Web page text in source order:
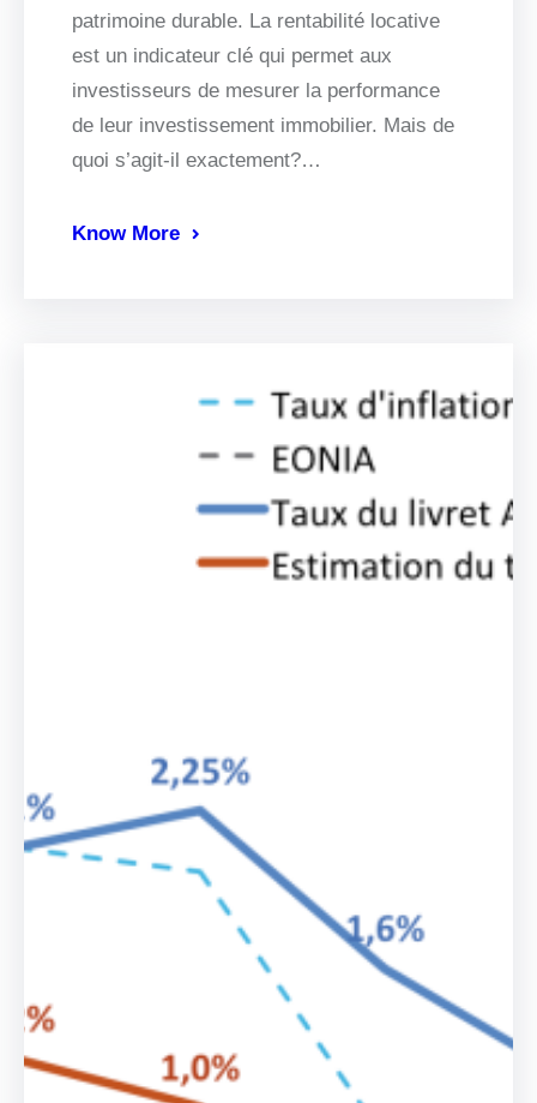
patrimoine durable. La rentabilité locative
est un indicateur clé qui permet aux
investisseurs de mesurer la performance
de leur investissement immobilier. Mais de
quoi s’agit-il exactement?…
Know More